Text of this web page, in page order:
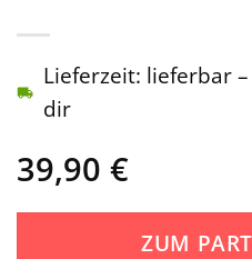
39,90 €
Lieferzeit: lieferbar
dir
ZUM